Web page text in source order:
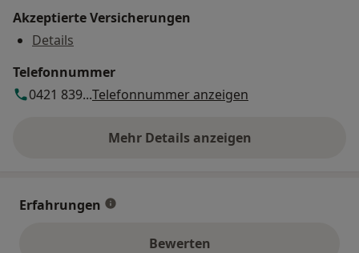
Akzeptierte Versicherungen
Details
Telefonnummer
0421 839...Telefonnummer anzeigen
Mehr Details anzeigen
über die Adresse
Erfahrungen
Bewerten